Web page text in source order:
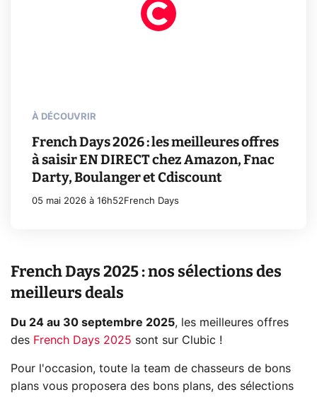
À DÉCOUVRIR
French Days 2026 : les meilleures offres
à saisir EN DIRECT chez Amazon, Fnac
Darty, Boulanger et Cdiscount
05 mai 2026 à 16h52 French Days
French Days 2025 : nos sélections des
meilleurs deals
Du 24 au 30 septembre 2025, les meilleures offres
des French Days 2025 sont sur Clubic !
Pour l'occasion, toute la team de chasseurs de bons
plans vous proposera des bons plans, des sélections